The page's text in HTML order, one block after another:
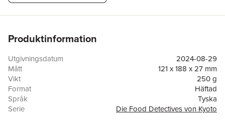
Produktinformation
Utgivningsdatum
2024-08-29
Mått
121 x 188 x 27 mm
Vikt
250 g
Format
Häftad
Språk
Tyska
Serie
Die Food Detectives von Kyoto